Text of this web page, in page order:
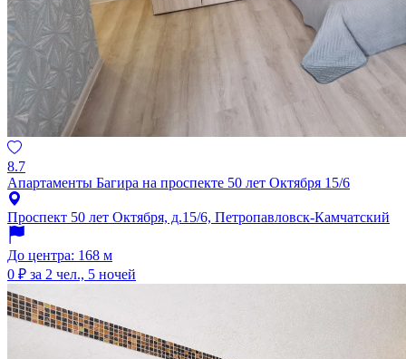
8.7
Апартаменты Багира на проспекте 50 лет Октября 15/6
Проспект 50 лет Октября, д.15/6, Петропавловск-Камчатский
До центра: 168 м
0 ₽ за 2 чел., 5 ночей